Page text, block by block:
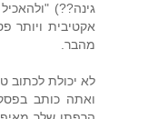
גינה??)
אקטיבית ויותר
מהבר.
לא יכולת לכתוב
ואתה כותב